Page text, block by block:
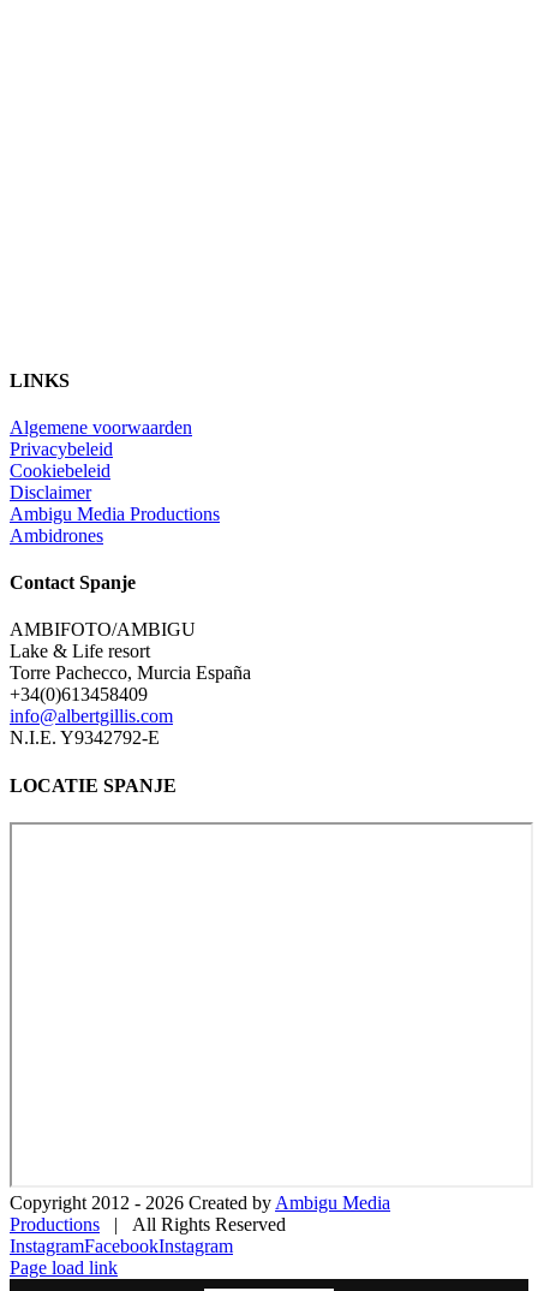
LINKS
Algemene voorwaarden
Privacybeleid
Cookiebeleid
Disclaimer
Ambigu Media Productions
Ambidrones
Contact Spanje
AMBIFOTO/AMBIGU
Lake & Life resort
Torre Pachecco, Murcia España
+34(0)613458409
info@albertgillis.com
N.I.E. Y9342792-E
LOCATIE SPANJE
Copyright 2012 - 2026 Created by Ambigu Media
Productions | All Rights Reserved
InstagramFacebookInstagram
Page load link